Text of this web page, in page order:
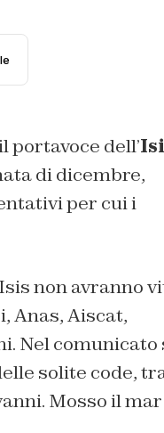
portavoce dell’
di dicembre,
per cui i
non avranno
Anas, Aiscat,
Nel comunicato
solite code,
Mosso il mar